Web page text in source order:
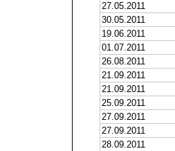
27.05.2011
30.05.2011
19.06.2011
01.07.2011
26.08.2011
21.09.2011
21.09.2011
25.09.2011
27.09.2011
27.09.2011
28.09.2011